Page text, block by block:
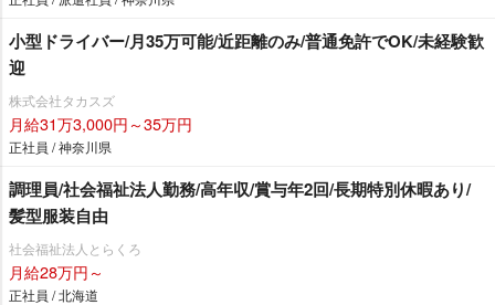
小型ドライバー/月35万可能/近距離のみ/普通免許でOK/未経験歓
迎
株式会社タカスズ
月給31万3,000円～35万円
正社員 / 神奈川県
調理員/社会福祉法人勤務/高年収/賞与年2回/長期特別休暇あり/
髪型服装自由
社会福祉法人とらくろ
月給28万円～
正社員 / 北海道